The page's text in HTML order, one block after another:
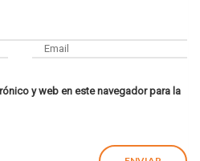
y web en este navegador para la